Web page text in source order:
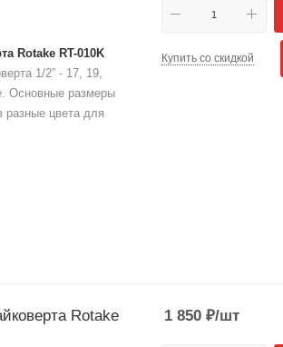
Rotake RT-010K
1/2” - 17, 19,
Основные размеры
разные цвета для
Купить со скидкой
Rotake
1 850 ₽/шт